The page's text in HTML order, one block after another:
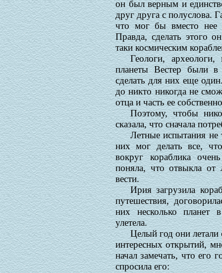
он был верным и
друг друга с полуслова.
что мог бы вместо нее
Правда, сделать этого
таки космическим
Геологи, археологи,
планеты Вестер были в
сделать для них еще
до никто никогда не
отца и часть ее
Поэтому, чтобы
сказала, что сначала
Летные испытания
них мог делать все,
вокруг кораблика
поняла, что отвыкла
вести.
Ирия загрузила
путешествия,
них несколько планет
улетела.
Целый год они летали
интересных открытий,
начал замечать, что его
спросила его: